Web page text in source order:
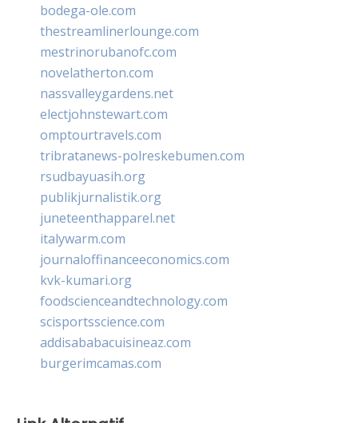
bodega-ole.com
thestreamlinerlounge.com
mestrinorubanofc.com
novelatherton.com
nassvalleygardens.net
electjohnstewart.com
omptourtravels.com
tribratanews-polreskebumen.com
rsudbayuasih.org
publikjurnalistik.org
juneteenthapparel.net
italywarm.com
journaloffinanceeconomics.com
kvk-kumari.org
foodscienceandtechnology.com
scisportsscience.com
addisababacuisineaz.com
burgerimcamas.com